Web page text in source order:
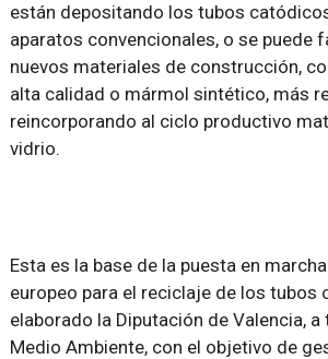
están depositando los tubos
aparatos convencionales, o se puede
nuevos materiales de construcción,
alta calidad o mármol sintético, más
reincorporando al ciclo productivo
vidrio.
Esta es la base de la puesta en
europeo para el reciclaje de los tubos
elaborado la Diputación de Valencia,
Medio Ambiente, con el objetivo de